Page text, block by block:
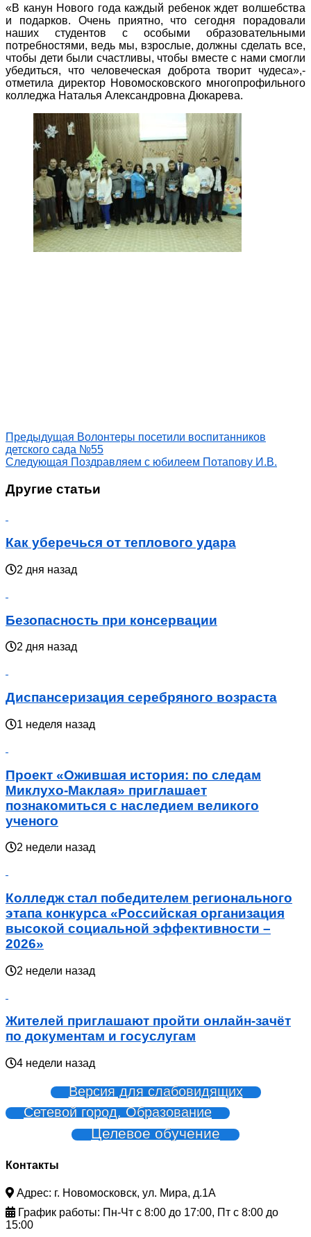
«В канун Нового года каждый ребенок ждет волшебства
и подарков. Очень приятно, что сегодня порадовали
наших студентов с особыми образовательными
потребностями, ведь мы, взрослые, должны сделать все,
чтобы дети были счастливы, чтобы вместе с нами смогли
убедиться, что человеческая доброта творит чудеса»,-
отметила директор Новомосковского многопрофильного
колледжа Наталья Александровна Дюкарева.
Предыдущая Волонтеры посетили воспитанников
детского сада №55
Следующая Поздравляем с юбилеем Потапову И.В.
Другие статьи
Как уберечься от теплового удара
2 дня назад
Безопасность при консервации
2 дня назад
Диспансеризация серебряного возраста
1 неделя назад
Проект «Ожившая история: по следам
Миклухо-Маклая» приглашает
познакомиться с наследием великого
ученого
2 недели назад
Колледж стал победителем регионального
этапа конкурса «Российская организация
высокой социальной эффективности –
2026»
2 недели назад
Жителей приглашают пройти онлайн-зачёт
по документам и госуслугам
4 недели назад
Версия для слабовидящих
Сетевой город. Образование
Целевое обучение
Контакты
Адрес: г. Новомосковск, ул. Мира, д.1А
График работы: Пн-Чт с 8:00 до 17:00, Пт с 8:00 до
15:00